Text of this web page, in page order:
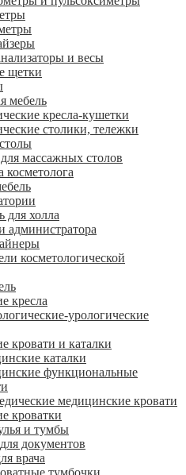
и весы
щетки
мебель
кресла-кушетки
столики, тележки
массажных столов
косметолога
для холла
администратора
косметологической
кресла
урологические
кровати и каталки
каталки
функциональные
медицинские кровати
кроватки
и тумбы
документов
врача
тумбочки